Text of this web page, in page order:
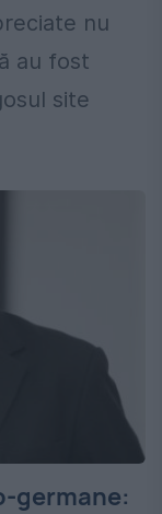
nu
au fost
site
germane: